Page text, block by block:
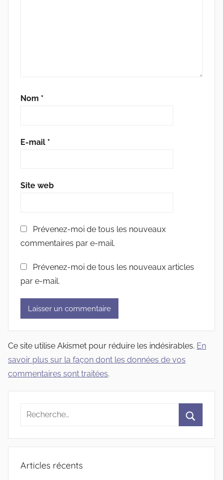
Nom *
E-mail *
Site web
Prévenez-moi de tous les nouveaux
commentaires par e-mail.
Prévenez-moi de tous les nouveaux articles
par e-mail.
Ce site utilise Akismet pour réduire les indésirables. En
savoir plus sur la façon dont les données de vos
commentaires sont traitées.
Recherche
:
Articles récents